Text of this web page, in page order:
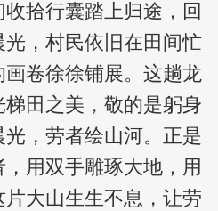
拾行囊踏上归途，回
，村民依旧在田间忙
卷徐徐铺展。这趟龙
田之美，敬的是躬身
，劳者绘山河。正是
用双手雕琢大地，用
大山生生不息，让劳